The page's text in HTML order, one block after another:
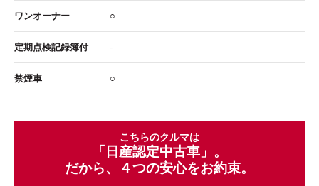
ワンオーナー ○
定期点検記録簿付 -
禁煙車 ○
こちらのクルマは
「日産認定中古車」。
だから、４つの安心をお約束。